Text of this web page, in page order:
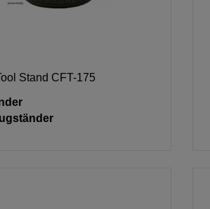
Stand CFT-175